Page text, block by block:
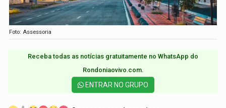
Foto: Assessoria
Receba todas as notícias gratuitamente no WhatsApp do
Rondoniaovivo.com.​
ENTRAR NO GRUPO